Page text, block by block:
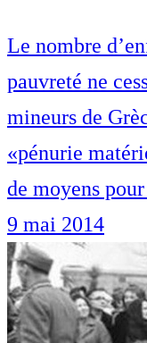
Le nombre
pauvreté ne
mineurs de
«pénurie
de moyens
9 mai 2014